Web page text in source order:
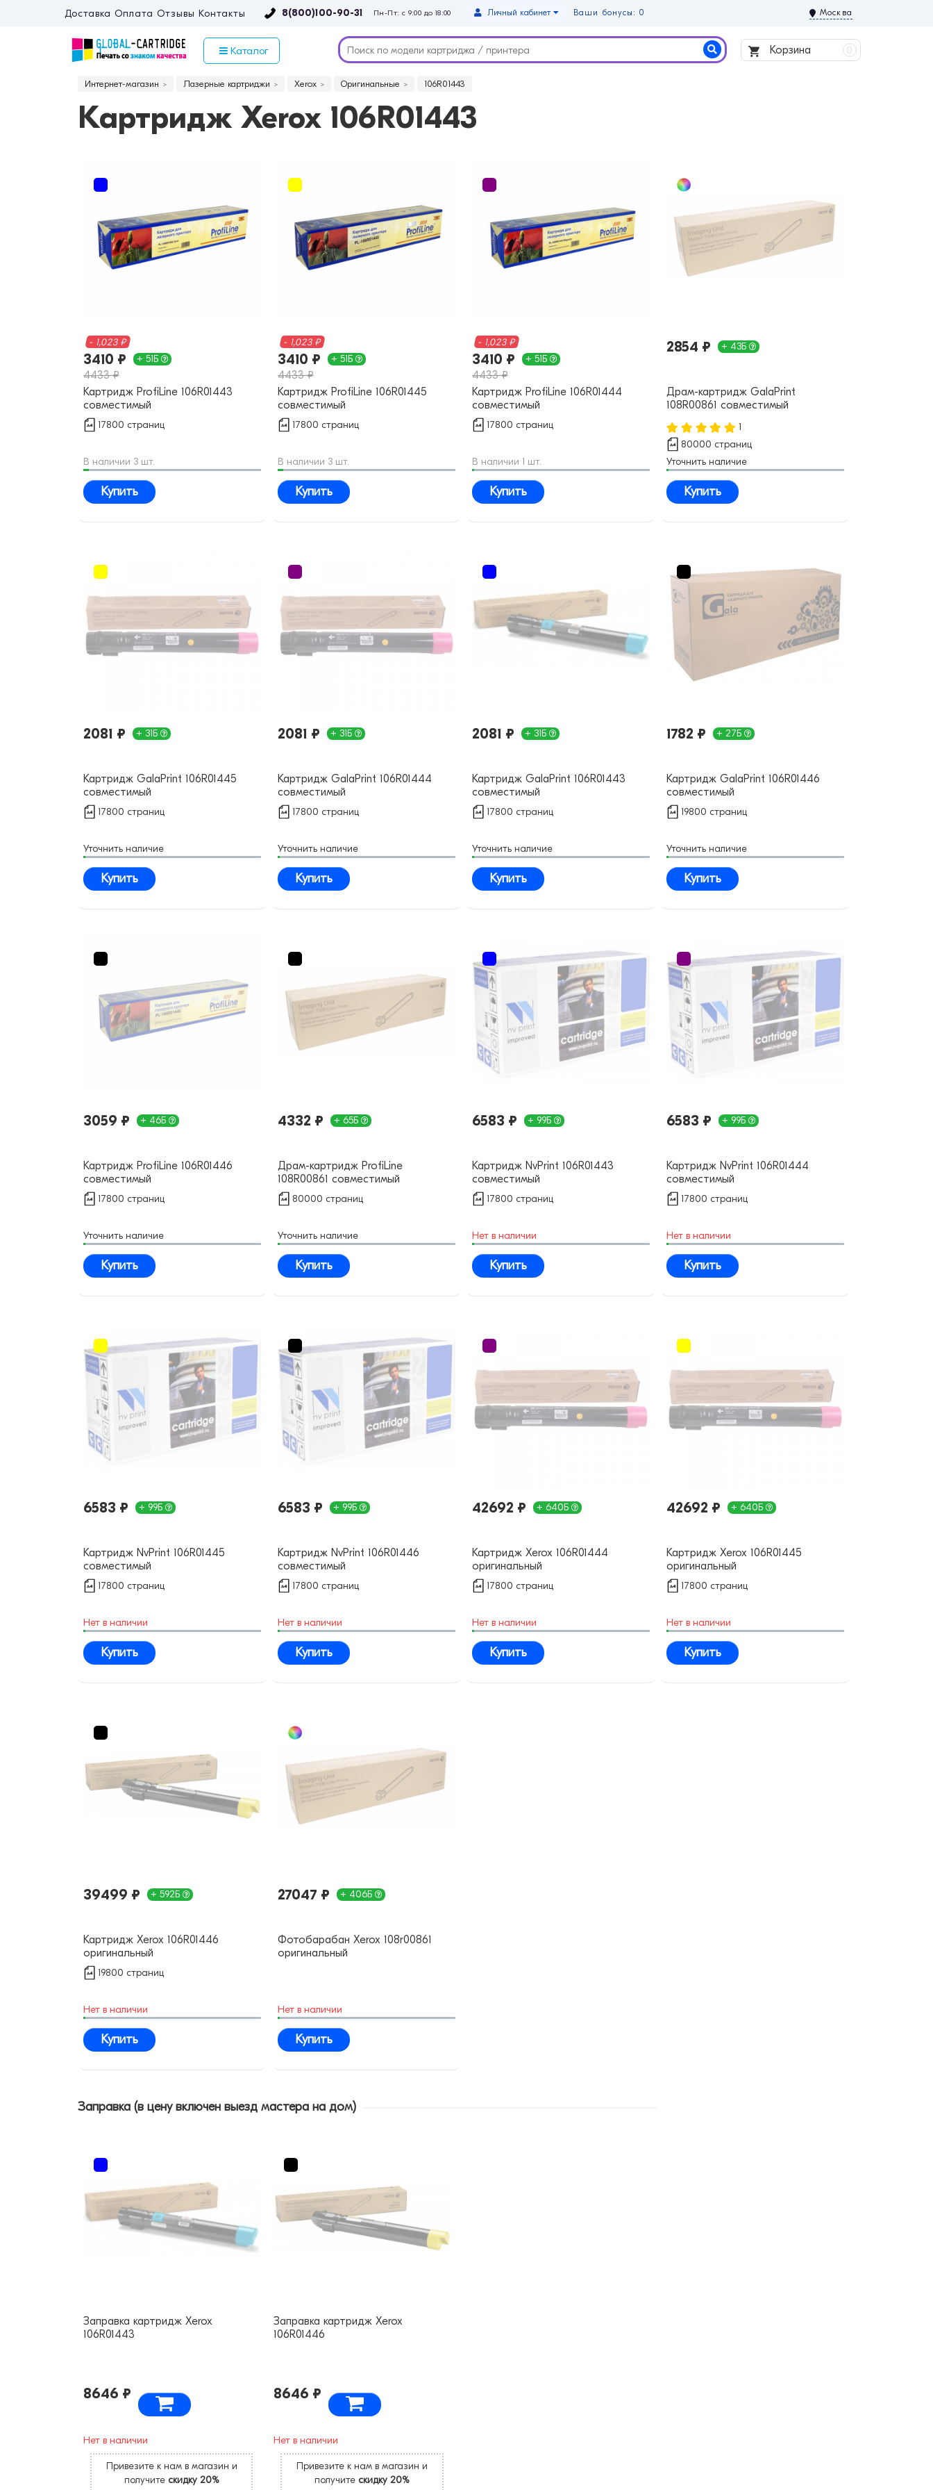
Доставка Оплата Отзывы Контакты 8(800)100-90-31 Пн-Пт: с 9:00 до 18:00 Ваши бонусы: 0
Личный кабинет Москва
Каталог Корзина 0
Интернет-магазин Лазерные картриджи Xerox Оригинальные 106R01443
Картридж Xerox 106R01443
- 1,023 ₽
3410 ₽ + 51Б
4433 ₽
Картридж ProfiLine 106R01445
совместимый
17800 страниц
В наличии 3 шт.
Купить
- 1,023 ₽
3410 ₽ + 51Б
4433 ₽
Картридж ProfiLine 106R01443
совместимый
17800 страниц
В наличии 3 шт.
Купить
- 1,023 ₽
3410 ₽ + 51Б
4433 ₽
Картридж ProfiLine 106R01444
совместимый
17800 страниц
В наличии 1 шт.
Купить
2854 ₽ + 43Б
Драм-картридж GalaPrint
108R00861 совместимый
1
80000 страниц
Уточнить наличие
Купить
2081 ₽ + 31Б
Картридж GalaPrint 106R01445
совместимый
17800 страниц
Уточнить наличие
Купить
2081 ₽ + 31Б
Картридж GalaPrint 106R01444
совместимый
17800 страниц
Уточнить наличие
Купить
2081 ₽ + 31Б
Картридж GalaPrint 106R01443
совместимый
17800 страниц
Уточнить наличие
Купить
1782 ₽ + 27Б
Картридж GalaPrint 106R01446
совместимый
19800 страниц
Уточнить наличие
Купить
3059 ₽ + 46Б
Картридж ProfiLine 106R01446
совместимый
17800 страниц
Уточнить наличие
Купить
4332 ₽ + 65Б
Драм-картридж ProfiLine
108R00861 совместимый
80000 страниц
Уточнить наличие
Купить
6583 ₽ + 99Б
Картридж NvPrint 106R01443
совместимый
17800 страниц
Нет в наличии
Купить
6583 ₽ + 99Б
Картридж NvPrint 106R01444
совместимый
17800 страниц
Нет в наличии
Купить
6583 ₽ + 99Б
Картридж NvPrint 106R01445
совместимый
17800 страниц
Нет в наличии
Купить
6583 ₽ + 99Б
Картридж NvPrint 106R01446
совместимый
17800 страниц
Нет в наличии
Купить
42692 ₽ + 640Б
Картридж Xerox 106R01444
оригинальный
17800 страниц
Нет в наличии
Купить
42692 ₽ + 640Б
Картридж Xerox 106R01445
оригинальный
17800 страниц
Нет в наличии
Купить
39499 ₽ + 592Б
Картридж Xerox 106R01446
оригинальный
19800 страниц
Нет в наличии
Купить
27047 ₽ + 406Б
Фотобарабан Xerox 108r00861
оригинальный
Нет в наличии
Купить
Заправка (в цену включен выезд мастера на дом)
Заправка картридж Xerox
106R01443
8646 ₽
Нет в наличии
Привезите к нам в магазин и
получите скидку 20%
Заправка картридж Xerox
106R01446
8646 ₽
Нет в наличии
Привезите к нам в магазин и
получите скидку 20%